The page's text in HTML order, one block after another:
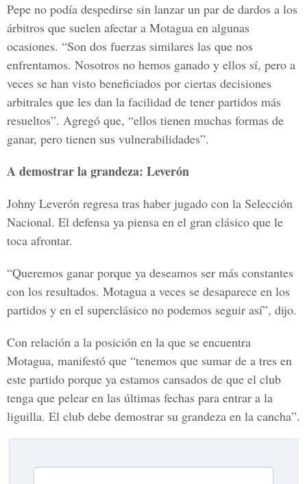
Pepe no podía despedirse sin lanzar un par de dardos a los
árbitros que suelen afectar a Motagua en algunas
ocasiones. “Son dos fuerzas similares las que nos
enfrentamos. Nosotros no hemos ganado y ellos sí, pero a
veces se han visto beneficiados por ciertas decisiones
arbitrales que les dan la facilidad de tener partidos más
resueltos”. Agregó que, “ellos tienen muchas formas de
ganar, pero tienen sus vulnerabilidades”.
A demostrar la grandeza: Leverón
Johny Leverón regresa tras haber jugado con la Selección
Nacional. El defensa ya piensa en el gran clásico que le
toca afrontar.
“Queremos ganar porque ya deseamos ser más constantes
con los resultados. Motagua a veces se desaparece en los
partidos y en el superclásico no podemos seguir así”, dijo.
Con relación a la posición en la que se encuentra
Motagua, manifestó que “tenemos que sumar de a tres en
este partido porque ya estamos cansados de que el club
tenga que pelear en las últimas fechas para entrar a la
liguilla. El club debe demostrar su grandeza en la cancha”.